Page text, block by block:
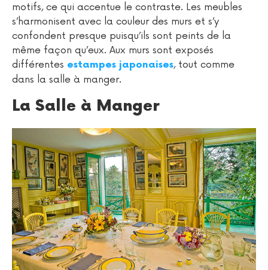
motifs, ce qui accentue le contraste. Les meubles
s’harmonisent avec la couleur des murs et s’y
confondent presque puisqu’ils sont peints de la
même façon qu’eux. Aux murs sont exposés
différentes estampes japonaises, tout comme
dans la salle à manger.
La Salle à Manger